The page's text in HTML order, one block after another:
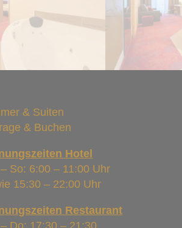
& Suiten
& Buchen
Hotel
So: 6:00 – 11:00 Uhr
15:30 – 22:00 Uhr
Restaurant
Do: 17:30 – 21:30